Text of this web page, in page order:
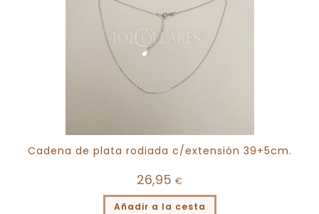
Cadena de plata rodiada c/extensión 39+5cm.
26,95 €
Añadir a la cesta